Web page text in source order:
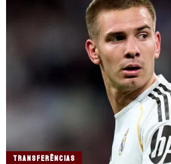
TRANSFERÊNCIAS